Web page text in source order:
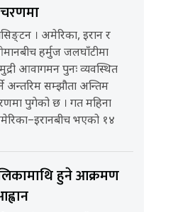
। अमेरिका, इरान र
हर्मुज जलघाँटीमा
आवागमन पुनः व्यवस्थित
अन्तरिम सम्झौता अन्तिम
पुगेको छ । गत महिना
भएको १४
हुने आक्रमण